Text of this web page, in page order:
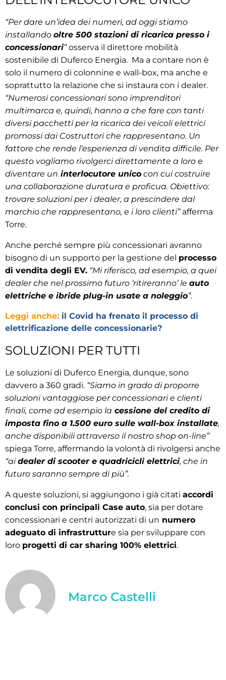
“Per dare un’idea dei numeri, ad oggi stiamo
installando oltre 500 stazioni di ricarica presso i
concessionari”osserva il direttore mobilità
sostenibile di Duferco Energia. Ma a contare non è
solo il numero di colonnine e wall-box, ma anche e
soprattutto la relazione che si instaura con i dealer.
“Numerosi concessionari sono imprenditori
multimarca e, quindi, hanno a che fare con tanti
diversi pacchetti per la ricarica dei veicoli elettrici
promossi dai Costruttori che rappresentano. Un
fattore che rende l’esperienza di vendita difficile. Per
questo vogliamo rivolgerci direttamente a loro e
diventare un interlocutore unico con cui costruire
una collaborazione duratura e proficua. Obiettivo:
trovare soluzioni per i dealer, a prescindere dal
marchio che rappresentano, e i loro clienti”afferma
Torre.
Anche perché sempre più concessionari avranno
bisogno di un supporto per la gestione del processo
di vendita degli EV. “Mi riferisco, ad esempio, a quei
dealer che nel prossimo futuro ‘ritireranno’ le auto
elettriche e ibride plug-in usate a noleggio”.
Leggi anche: il Covid ha frenato il processo di
elettrificazione delle concessionarie?
SOLUZIONI PER TUTTI
Le soluzioni di Duferco Energia, dunque, sono
davvero a 360 gradi. “Siamo in grado di proporre
soluzioni vantaggiose per concessionari e clienti
finali, come ad esempio la cessione del credito di
imposta fino a 1.500 euro sulle wall-box installate,
anche disponibili attraverso il nostro shop on-line”
spiega Torre, affermando la volontà di rivolgersi anche
“aidealer di scooter e quadricicli elettrici, che in
futuro saranno sempre di più”.
A queste soluzioni, si aggiungono i già citati accordi
conclusi con principali Case auto, sia per dotare
concessionari e centri autorizzati di un numero
adeguato di infrastrutture sia per sviluppare con
loro progetti di car sharing 100% elettrici.
Marco Castelli